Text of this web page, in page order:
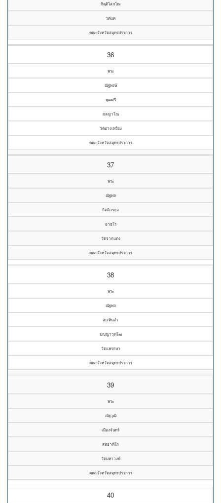
กิตฺติโสภโณ
วัดแค
คณะจังหวัดสมุทรปราการ
36
พระ
ณัฐพงษ์
พุฒศรี
ผลญาโณ
วัดบางเพรียง
คณะจังหวัดสมุทรปราการ
37
พระ
ณัฐพล
กิตติวรกุล
อาธโร
วัดจากแดง
คณะจังหวัดสมุทรปราการ
38
พระ
ณัฐพล
สะเทินลำ
ปญฺญาวุทฺโฒ
วัดแพรกษา
คณะจังหวัดสมุทรปราการ
39
พระ
ณัฐวุฒิ
เมืองจันทร์
สทฺธาทิโก
วัดมหาวงษ์
คณะจังหวัดสมุทรปราการ
40